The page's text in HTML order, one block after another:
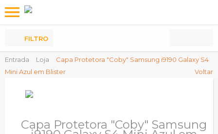
Entrada Loja
Capa Protetora "Coby" Samsung i9190 Galaxy S4
Mini Azul em Blister
Voltar
FILTRO
Capa Protetora "Coby" Samsung